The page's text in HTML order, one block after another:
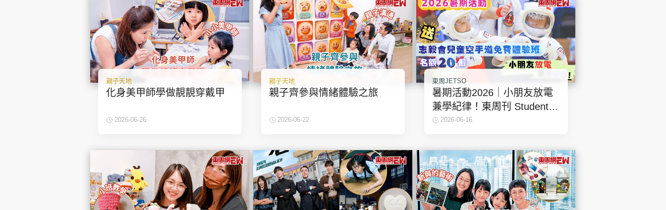
親子天地
化身美甲師學做靚靚穿戴甲
2026-06-26
親子天地
親子齊參與情緒體驗之旅
2026-06-22
東周JETSO
暑期活動2026｜小朋友放電
兼學紀律！東周刊 Student
Move Up 送「志毅會」兒童
個）
2026-06-16